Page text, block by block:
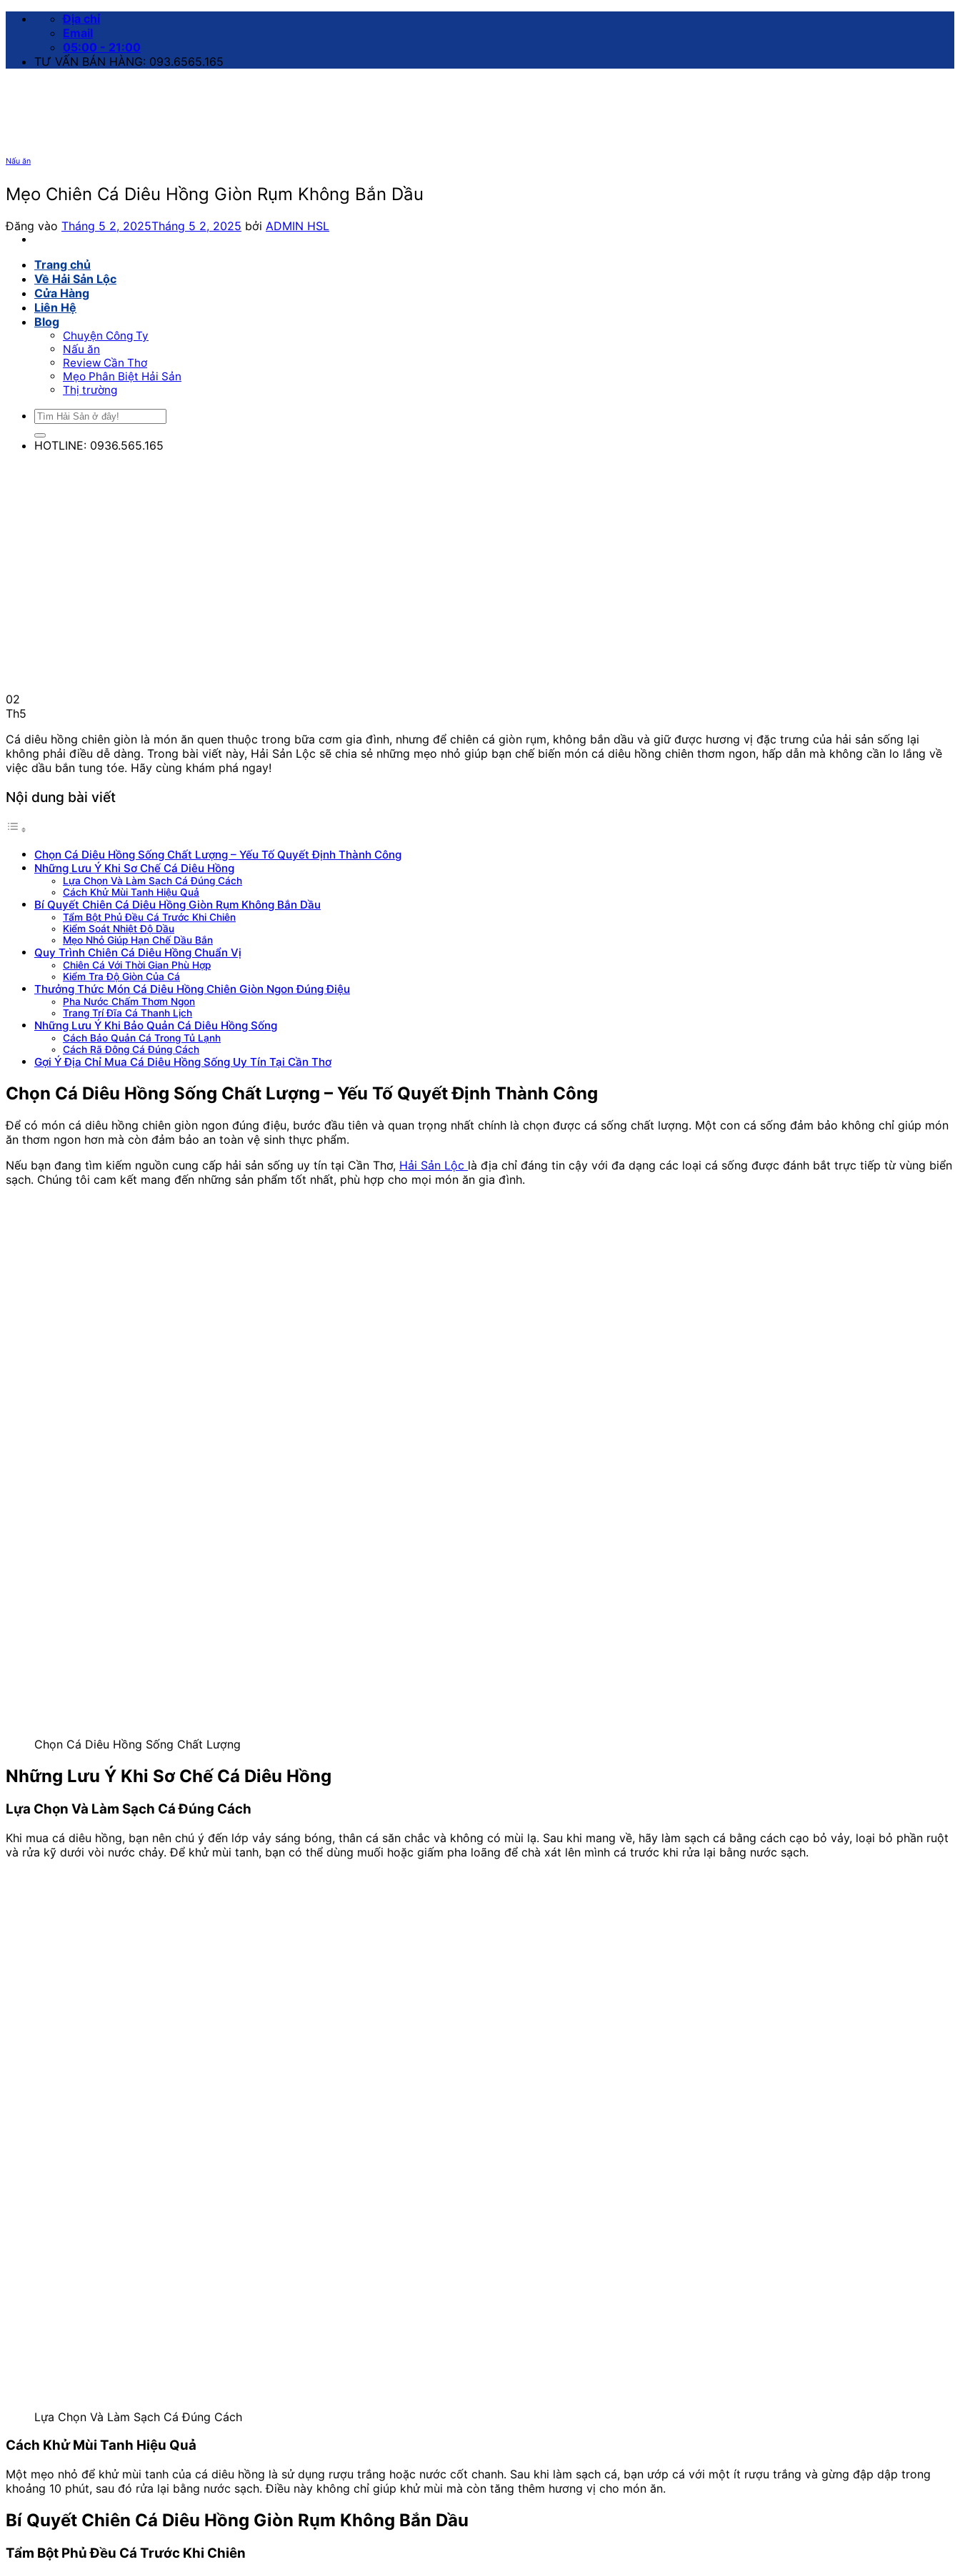
dung
Địa chỉ
Email
05:00 - 21:00
TƯ VẤN BÁN HÀNG: 093.6565.165
Trang chủ
Về Hải Sản Lộc
Cửa Hàng
Liên Hệ
Blog
Chuyện Công Ty
Nấu ăn
Review Cần Thơ
Mẹo Phân Biệt Hải Sản
Thị trường
HOTLINE: 0936.565.165
Nấu ăn
Mẹo Chiên Cá Diêu Hồng Giòn Rụm Không Bắn Dầu
Đăng vào Tháng 5 2, 2025Tháng 5 2, 2025 bởi ADMIN HSL
02
Th5
Cá diêu hồng chiên giòn là món ăn quen thuộc trong bữa cơm gia đình, nhưng để chiên cá giòn rụm, không bắn dầu và giữ được hương vị đặc trưng của hải sản sống lại
không phải điều dễ dàng. Trong bài viết này, Hải Sản Lộc sẽ chia sẻ những mẹo nhỏ giúp bạn chế biến món cá diêu hồng chiên thơm ngon, hấp dẫn mà không cần lo lắng về
việc dầu bắn tung tóe. Hãy cùng khám phá ngay!
Nội dung bài viết
Chọn Cá Diêu Hồng Sống Chất Lượng – Yếu Tố Quyết Định Thành Công
Những Lưu Ý Khi Sơ Chế Cá Diêu Hồng
Lựa Chọn Và Làm Sạch Cá Đúng Cách
Cách Khử Mùi Tanh Hiệu Quả
Bí Quyết Chiên Cá Diêu Hồng Giòn Rụm Không Bắn Dầu
Tẩm Bột Phủ Đều Cá Trước Khi Chiên
Kiểm Soát Nhiệt Độ Dầu
Mẹo Nhỏ Giúp Hạn Chế Dầu Bắn
Quy Trình Chiên Cá Diêu Hồng Chuẩn Vị
Chiên Cá Với Thời Gian Phù Hợp
Kiểm Tra Độ Giòn Của Cá
Thưởng Thức Món Cá Diêu Hồng Chiên Giòn Ngon Đúng Điệu
Pha Nước Chấm Thơm Ngon
Trang Trí Đĩa Cá Thanh Lịch
Những Lưu Ý Khi Bảo Quản Cá Diêu Hồng Sống
Cách Bảo Quản Cá Trong Tủ Lạnh
Cách Rã Đông Cá Đúng Cách
Gợi Ý Địa Chỉ Mua Cá Diêu Hồng Sống Uy Tín Tại Cần Thơ
Chọn Cá Diêu Hồng Sống Chất Lượng – Yếu Tố Quyết Định Thành Công
Để có món cá diêu hồng chiên giòn ngon đúng điệu, bước đầu tiên và quan trọng nhất chính là chọn được cá sống chất lượng. Một con cá sống đảm bảo không chỉ giúp món
ăn thơm ngon hơn mà còn đảm bảo an toàn vệ sinh thực phẩm.
Nếu bạn đang tìm kiếm nguồn cung cấp hải sản sống uy tín tại Cần Thơ, Hải Sản Lộc là địa chỉ đáng tin cậy với đa dạng các loại cá sống được đánh bắt trực tiếp từ vùng biển
sạch. Chúng tôi cam kết mang đến những sản phẩm tốt nhất, phù hợp cho mọi món ăn gia đình.
Chọn Cá Diêu Hồng Sống Chất Lượng
Những Lưu Ý Khi Sơ Chế Cá Diêu Hồng
Lựa Chọn Và Làm Sạch Cá Đúng Cách
Khi mua cá diêu hồng, bạn nên chú ý đến lớp vảy sáng bóng, thân cá săn chắc và không có mùi lạ. Sau khi mang về, hãy làm sạch cá bằng cách cạo bỏ vảy, loại bỏ phần ruột
và rửa kỹ dưới vòi nước chảy. Để khử mùi tanh, bạn có thể dùng muối hoặc giấm pha loãng để chà xát lên mình cá trước khi rửa lại bằng nước sạch.
Lựa Chọn Và Làm Sạch Cá Đúng Cách
Cách Khử Mùi Tanh Hiệu Quả
Một mẹo nhỏ để khử mùi tanh của cá diêu hồng là sử dụng rượu trắng hoặc nước cốt chanh. Sau khi làm sạch cá, bạn ướp cá với một ít rượu trắng và gừng đập dập trong
khoảng 10 phút, sau đó rửa lại bằng nước sạch. Điều này không chỉ giúp khử mùi mà còn tăng thêm hương vị cho món ăn.
Bí Quyết Chiên Cá Diêu Hồng Giòn Rụm Không Bắn Dầu
Tẩm Bột Phủ Đều Cá Trước Khi Chiên